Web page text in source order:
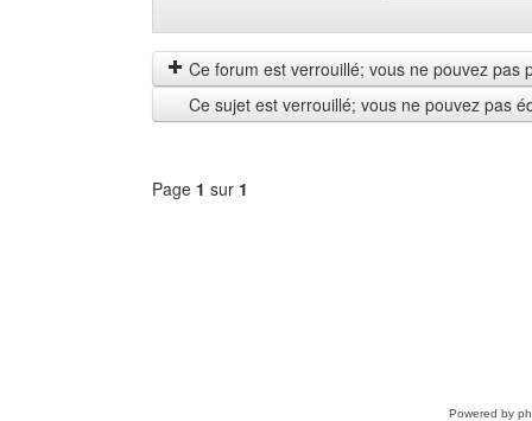
les
messages
depuis
by
Ce forum est verrouillé; vous ne pouvez pas
Ce sujet est verrouillé; vous ne pouvez pas
Page 1 sur 1
Powered by